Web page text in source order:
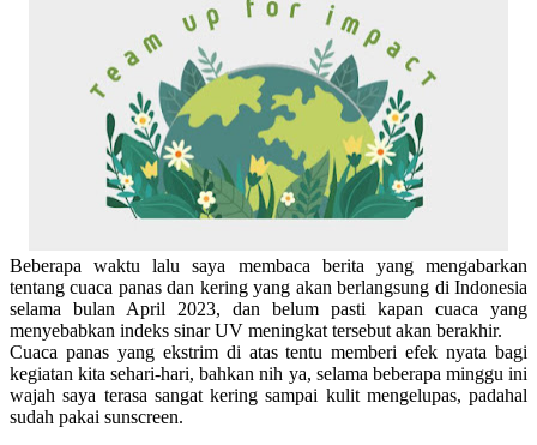
Beberapa waktu lalu saya membaca berita yang mengabarkan
tentang cuaca panas dan kering yang akan berlangsung di Indonesia
selama bulan April 2023, dan belum pasti kapan cuaca yang
menyebabkan indeks sinar UV meningkat tersebut akan berakhir.
Cuaca panas yang ekstrim di atas tentu memberi efek nyata bagi
kegiatan kita sehari-hari, bahkan nih ya, selama beberapa minggu ini
wajah saya terasa sangat kering sampai kulit mengelupas, padahal
sudah pakai sunscreen.